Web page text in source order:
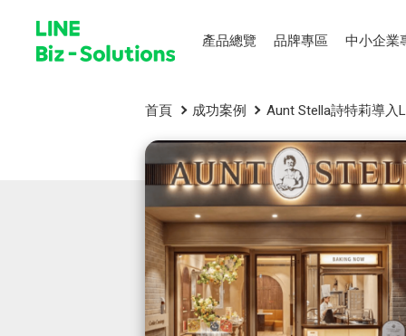
產品總覽 品牌專區 中小企業
首頁 成功案例 Aunt Stella詩特莉導入